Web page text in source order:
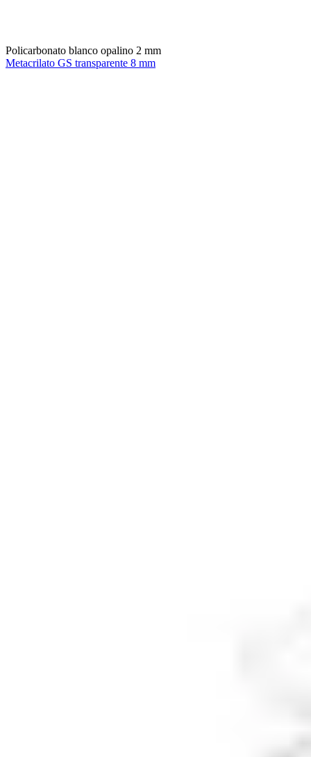
Policarbonato blanco opalino 2 mm
Metacrilato GS transparente 8 mm